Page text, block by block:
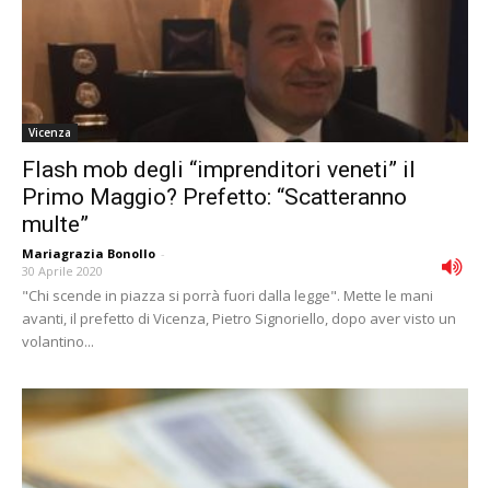
Vicenza
Flash mob degli “imprenditori veneti” il
Primo Maggio? Prefetto: “Scatteranno
multe”
Mariagrazia Bonollo -
30 Aprile 2020
"Chi scende in piazza si porrà fuori dalla legge". Mette le mani
avanti, il prefetto di Vicenza, Pietro Signoriello, dopo aver visto un
volantino...